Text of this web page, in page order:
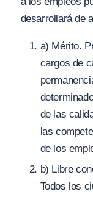
desarrollará de
a) Mérito.
cargos de
de las
las
de los
b) Libre
Todos los